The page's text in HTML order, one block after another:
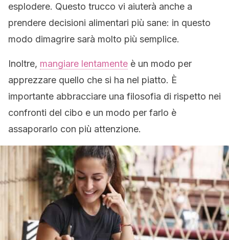
esplodere. Questo trucco vi aiuterà anche a
prendere decisioni alimentari più sane: in questo
modo dimagrire sarà molto più semplice.
Inoltre, mangiare lentamente è un modo per
apprezzare quello che si ha nel piatto. È
importante abbracciare una filosofia di rispetto nei
confronti del cibo e un modo per farlo è
assaporarlo con più attenzione.